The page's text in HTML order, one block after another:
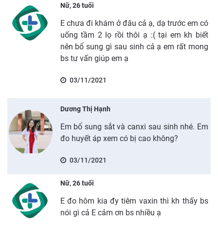
Nữ, 26 tuổi
E chưa đi khám ở đâu cả ạ, dạ trước em có
uống tầm 2 lọ rồi thôi ạ :( tại em kh biết
nên bổ sung gì sau sinh cả ạ em rất mong
bs tư vấn giúp em ạ
03/11/2021
Dương Thị Hạnh
Em bổ sung sắt và canxi sau sinh nhé. Em
đo huyết áp xem có bị cao không?
03/11/2021
Nữ, 26 tuổi
E đo hôm kia đy tiêm vaxin thì kh thấy bs
nói gì cả E cảm ơn bs nhiều ạ